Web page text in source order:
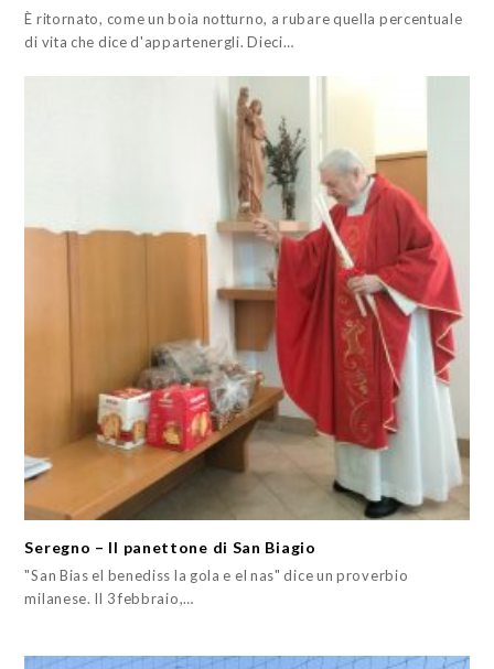
È ritornato, come un boia notturno, a rubare quella percentuale
di vita che dice d'appartenergli. Dieci…
Seregno – Il panettone di San Biagio
"San Bias el benediss la gola e el nas" dice un proverbio
milanese. Il 3 febbraio,…